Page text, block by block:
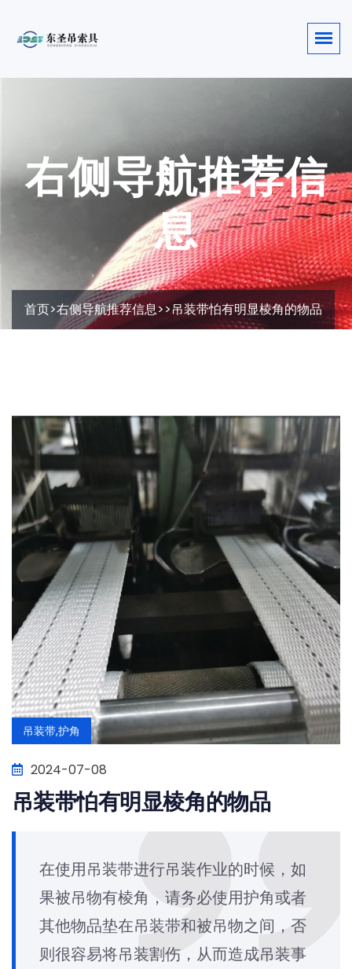
右侧导航推荐信
息
首页>右侧导航推荐信息>>吊装带怕有明显棱角的物品
吊装带,护角
2024-07-08
吊装带怕有明显棱角的物品
在使用吊装带进行吊装作业的时候，如
果被吊物有棱角，请务必使用护角或者
其他物品垫在吊装带和被吊物之间，否
则很容易将吊装割伤，从而造成吊装事